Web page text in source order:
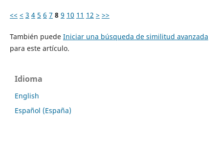
<< < 3 4 5 6 7 8 9 10 11 12 > >>
También puede Iniciar una búsqueda de similitud avanzada
para este artículo.
Idioma
English
Español (España)